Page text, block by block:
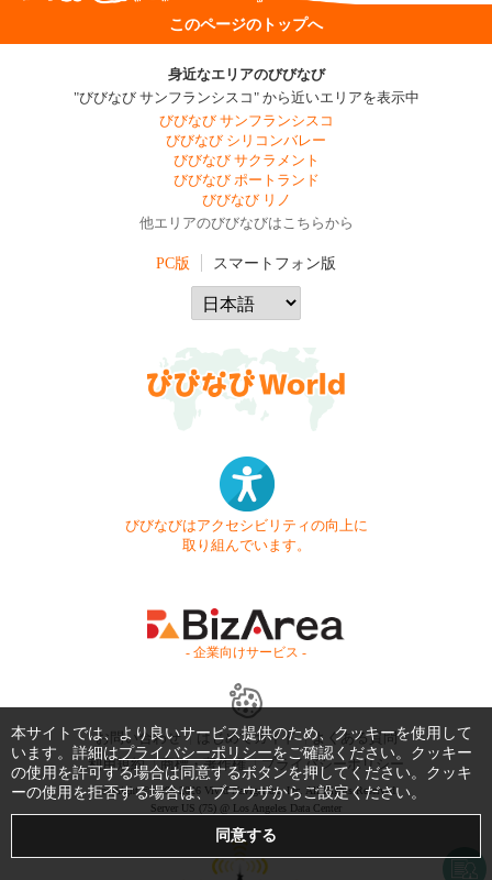
このページのトップへ
身近なエリアのびびなび
"びびなび サンフランシスコ" から近いエリアを表示中
びびなび サンフランシスコ
びびなび シリコンバレー
びびなび サクラメント
びびなび ポートランド
びびなび リノ
他エリアのびびなびはこちらから
PC版 スマートフォン版
びびなびはアクセシビリティの向上に
取り組んでいます。
- 企業向けサービス -
お問い合わせ はじめてガイド
よくある質問
利用規約
商標・著作権 プライバシーポリシー
Copyright © 1999-2026 Vivid Navigation, Inc. All Rights Reserved.
Server US (75) @ Los Angeles Data Center
本サイトでは、より良いサービス提供のため、クッキーを使用して
います。詳細はプライバシーポリシーをご確認ください。クッキー
の使用を許可する場合は同意するボタンを押してください。クッキ
ーの使用を拒否する場合は、ブラウザからご設定ください。